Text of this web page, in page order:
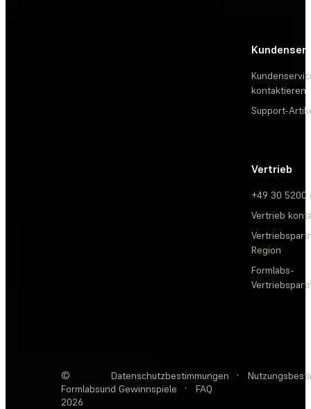
kontaktieren
Support-
Vertrieb
+49 30 5200
Vertrieb
Region
Formlabs-
©
Formlabs
2026
Datenschutzbestimmungen ·
und Gewinnspiele
· FAQ